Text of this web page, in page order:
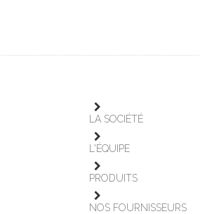
LA SOCIÉTÉ
L'ÉQUIPE
PRODUITS
NOS FOURNISSEURS